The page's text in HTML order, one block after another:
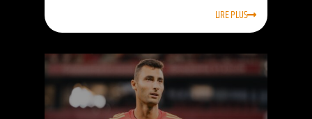
LIRE PLUS